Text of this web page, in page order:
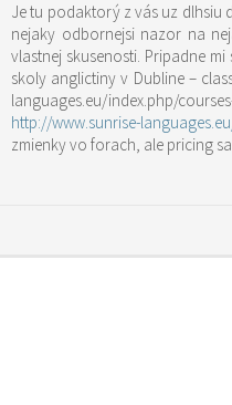
Je tu podaktorý z vás uz dlhsiu
nejaky odbornejsi nazor na
vlastnej skusenosti. Pripadne
skoly anglictiny v Dubline –
languages.eu/index.php/
http://www.sunrise-
zmienky vo forach, ale pricing